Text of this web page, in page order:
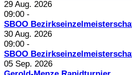
29 Aug. 2026
09:00 -
SBOO
30 Aug. 2026
09:00 -
SBOO
05 Sep. 2026